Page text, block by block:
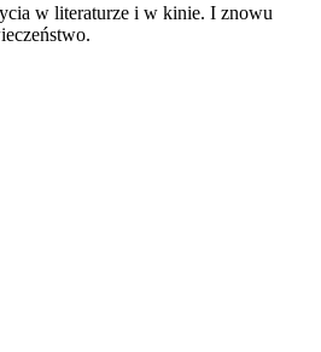
w literaturze i w kinie. I znowu